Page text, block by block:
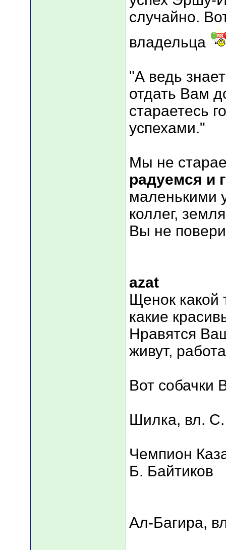
случайно.
владельца
"А ведь
отдать Вам
стараетесь
успехами."
Мы не
радуемся и
маленькими
коллег,
Вы не
azat
Щенок какой
какие
Нравятся
живут,
Вот
Шилка, вл.
Чемпион
Б. Байтиков
Ал-Багира,